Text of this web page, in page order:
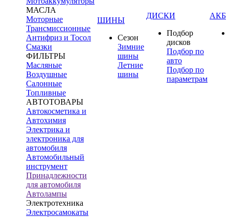
МАСЛА
Моторные
Трансмиссионные
Антифриз и Тосол
Смазки
ФИЛЬТРЫ
Масляные
Воздушные
Салонные
Топливные
АВТОТОВАРЫ
Автокосметика и
Автохимия
Электрика и
электроника для
автомобиля
Автомобильный
инструмент
Принадлежности
для автомобиля
Автолампы
Электротехника
Электросамокаты
ШИНЫ
Сезон
Зимние
шины
Летние
шины
ДИСКИ
Подбор
дисков
Подбор по
авто
Подбор по
параметрам
АКБ